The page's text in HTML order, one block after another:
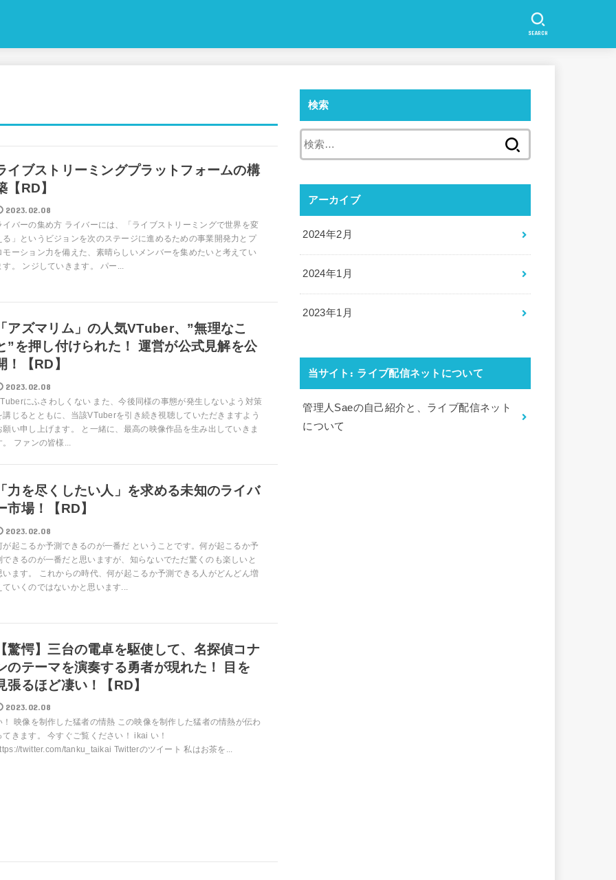
SEARCH
イブストリーミングプラットフォームの構
【RD】
2023.02.08
イバーの集め方 ライバーには、「ライブストリーミングで世界を変
る」というビジョンを次のステージに進めるための事業開発力とプ
モーション力を備えた、素晴らしいメンバーを集めたいと考えてい
す。 ンジしていきます。 パー...
アズマリム」の人気VTuber、”無理なこ
”を押し付けられた！ 運営が公式見解を公
！【RD】
2023.02.08
にふさわしくない また、今後同様の事態が発生しないよう対策
講じるとともに、当該VTuberを引き続き視聴していただきますよう
願い申し上げます。 と一緒に、最高の映像作品を生み出していきま
。 ファンの皆様...
力を尽くしたい人」を求める未知のライバ
市場！【RD】
2023.02.08
が起こるか予測できるのが一番だ ということです。何が起こるか予
できるのが一番だと思いますが、知らないでただ驚くのも楽しいと
います。 これからの時代、何が起こるか予測できる人がどんどん増
ていくのではないかと思います...
驚愕】三台の電卓を駆使して、名探偵コナ
のテーマを演奏する勇者が現れた！ 目を
張るほど凄い！【RD】
2023.02.08
！ 映像を制作した猛者の情熱 この映像を制作した猛者の情熱が伝わ
てきます。 今すぐご覧ください！ ikai い！
twitter.com/tanku_taikai Twitterのツイート 私はお茶を...
検索
アーカイブ
2024年2月
2024年1月
2023年1月
当サイト: ライブ配信ネットについて
管理人Saeの自己紹介と、ライブ配信ネット
について